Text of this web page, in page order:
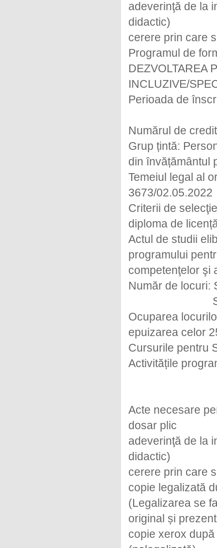
adeverinţă de la
didactic)
cerere prin care
Programul de
DEZVOLTAREA
INCLUZIVE/
Perioada de
Numărul de
Grup țintă:
din învățământul
Temeiul legal al
3673/02.05.2022
Criterii de
diploma de
Actul de studii
programului
competenţelor şi
Număr de locuri:
Seria II
Ocuparea
epuizarea celor
Cursurile pentru
Activitățile
Acte necesare
dosar plic
adeverinţă de la
didactic)
cerere prin care
copie legalizată
(Legalizarea se
original și
copie xerox